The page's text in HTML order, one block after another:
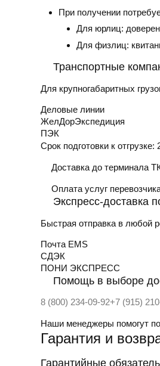
При получении
Для юрлиц:
Для физлиц:
Транспортные
Для крупногабаритных
Деловые линии
ЖелДорЭкспедиция
ПЭК
Срок подготовки к отгрузке:
Доставка до терминала
Оплата услуг
Экспресс-доставка
Быстрая отправка в любой
Почта EMS
СДЭК
ПOНИ ЭКСПРЕСС
Помощь в выборе
8 (800) 234-09-92+7 (915)
Наши менеджеры помогут
Гарантия и
Гарантийные